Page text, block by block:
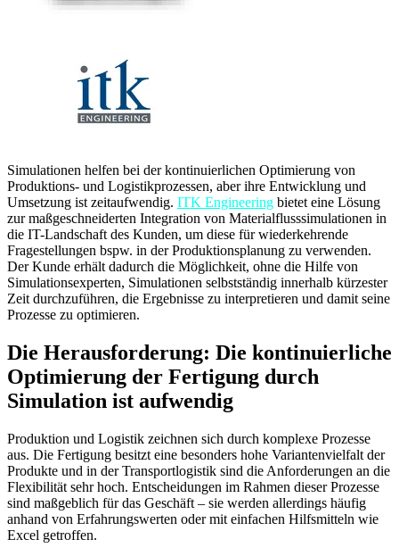
Simulationen helfen bei der kontinuierlichen Optimierung von
Produktions- und Logistikprozessen, aber ihre Entwicklung und
Umsetzung ist zeitaufwendig. ITK Engineering bietet eine Lösung
zur maßgeschneiderten Integration von Materialflusssimulationen in
die IT-Landschaft des Kunden, um diese für wiederkehrende
Fragestellungen bspw. in der Produktionsplanung zu verwenden.
Der Kunde erhält dadurch die Möglichkeit, ohne die Hilfe von
Simulationsexperten, Simulationen selbstständig innerhalb kürzester
Zeit durchzuführen, die Ergebnisse zu interpretieren und damit seine
Prozesse zu optimieren.
Die Herausforderung: Die kontinuierliche
Optimierung der Fertigung durch
Simulation ist aufwendig
Produktion und Logistik zeichnen sich durch komplexe Prozesse
aus. Die Fertigung besitzt eine besonders hohe Variantenvielfalt der
Produkte und in der Transportlogistik sind die Anforderungen an die
Flexibilität sehr hoch. Entscheidungen im Rahmen dieser Prozesse
sind maßgeblich für das Geschäft – sie werden allerdings häufig
anhand von Erfahrungswerten oder mit einfachen Hilfsmitteln wie
Excel getroffen.